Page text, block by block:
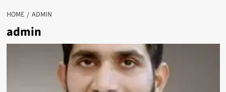
HOME ADMIN
admin